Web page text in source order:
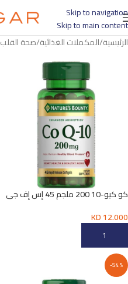
Skip to navigation
Skip to main content
الرئيسية المكملات الغذائية صحة القلب
كو كيو-10 200 ملجم 45 إس إف جي
KD12.000
إضافة إلى السلة
-54%